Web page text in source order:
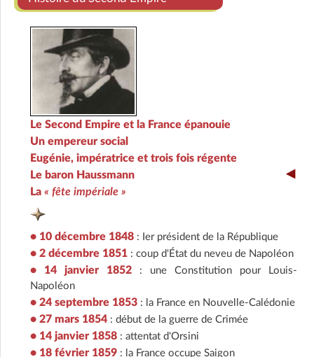
Le Second Empire et la France épanouie
Un empereur social
Eugénie, impératrice et trois fois régente
Le baron Haussmann
La « fête impériale »
• 10 décembre 1848 : Ier président de la République
• 2 décembre 1851 : coup d'État du neveu de Napoléon
• 14 janvier 1852 : une Constitution pour Louis-
Napoléon
• 24 septembre 1853 : la France en Nouvelle-Calédonie
• 27 mars 1854 : début de la guerre de Crimée
• 14 janvier 1858 : attentat d'Orsini
• 18 février 1859 : la France occupe Saigon